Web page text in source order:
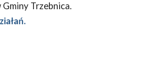
Trzebnica.